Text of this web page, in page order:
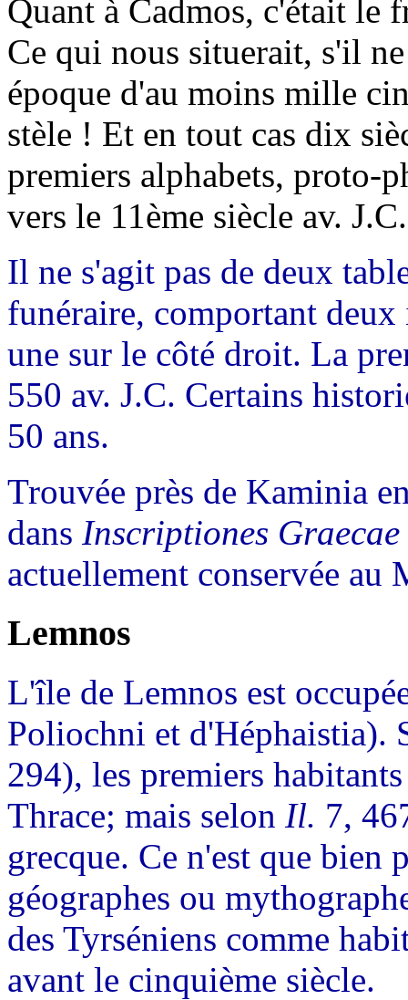
Quant à Cadmos, c'était le
Ce qui nous situerait, s'il
époque d'au moins mille
stèle ! Et en tout cas dix
premiers alphabets, proto-
vers le 11ème siècle av. J.C.
Il ne s'agit pas de deux
funéraire, comportant
une sur le côté droit. La
550 av. J.C. Certains
50 ans.
Trouvée près de Kaminia
dans Inscriptiones Graecae
actuellement conservée au
Lemnos
L'île de Lemnos est
Poliochni et d'Héphaistia).
294), les premiers
Thrace; mais selon Il. 7,
grecque. Ce n'est que bien
géographes ou
des Tyrséniens comme
avant le cinquième siècle.